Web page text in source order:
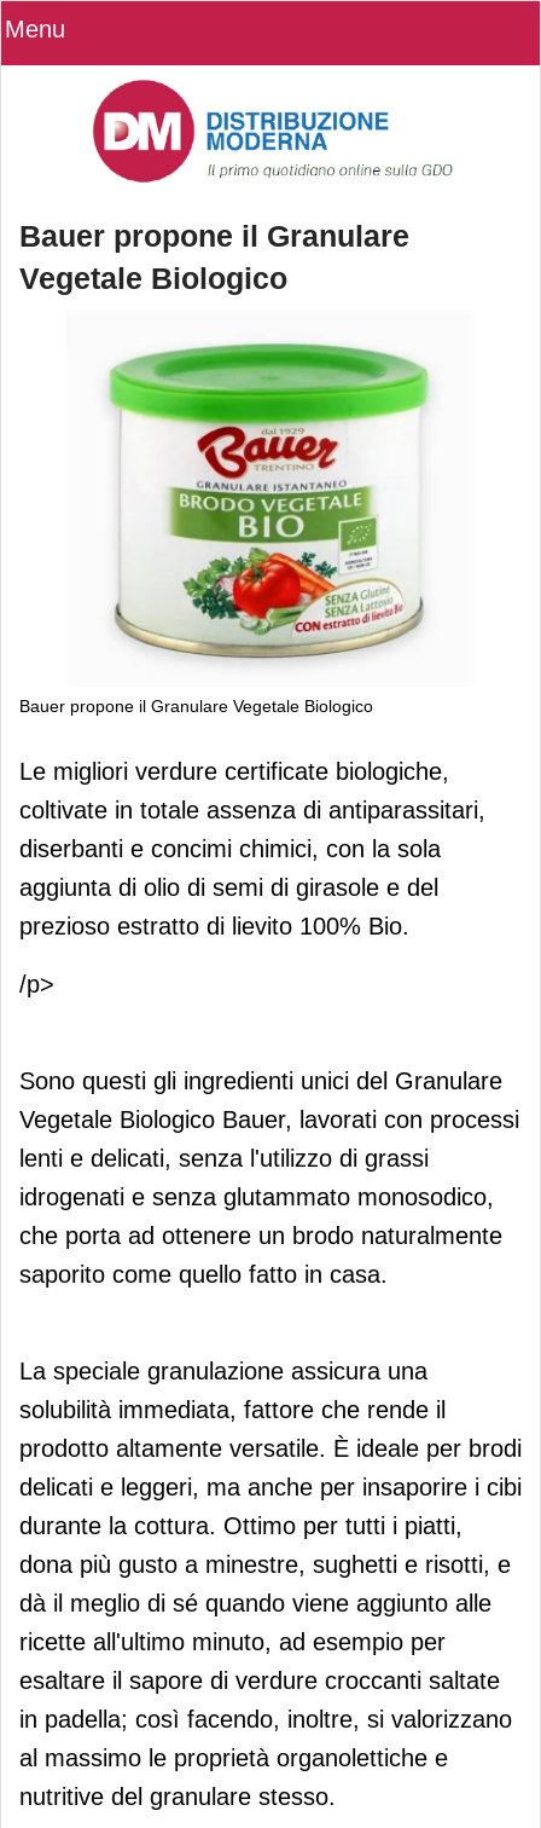
Menu
Bauer propone il Granulare
Vegetale Biologico
Bauer propone il Granulare Vegetale Biologico
Bauer propone il Granulare Vegetale
Biologico
Le migliori verdure certificate biologiche,
coltivate in totale assenza di antiparassitari,
diserbanti e concimi chimici, con la sola
aggiunta di olio di semi di girasole e del
prezioso estratto di lievito 100% Bio.
/p>
Sono questi gli ingredienti unici del Granulare
Vegetale Biologico Bauer, lavorati con processi
lenti e delicati, senza l'utilizzo di grassi
idrogenati e senza glutammato monosodico,
che porta ad ottenere un brodo naturalmente
saporito come quello fatto in casa.
La speciale granulazione assicura una
solubilità immediata, fattore che rende il
prodotto altamente versatile. È ideale per brodi
delicati e leggeri, ma anche per insaporire i cibi
durante la cottura. Ottimo per tutti i piatti,
dona più gusto a minestre, sughetti e risotti, e
dà il meglio di sé quando viene aggiunto alle
ricette all'ultimo minuto, ad esempio per
esaltare il sapore di verdure croccanti saltate
in padella; così facendo, inoltre, si valorizzano
al massimo le proprietà organolettiche e
nutritive del granulare stesso.